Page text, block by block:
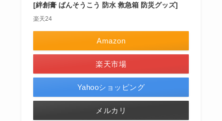
[絆創膏 ばんそうこう 防水 救急箱 防災グッズ]
楽天24
Amazon
楽天市場
Yahooショッピング
メルカリ